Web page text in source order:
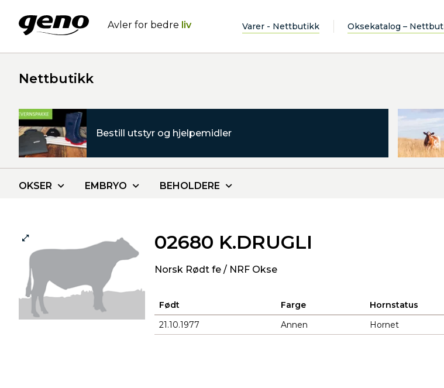
Avler for bedre liv Varer - Nettbutikk Oksekatalog –
Nettbutikk
Bestill utstyr og hjelpemidler
OKSER EMBRYO BEHOLDERE
02680 K.DRUGLI
Norsk Rødt fe / NRF Okse
Født Farge Hornstatus
21.10.1977
Annen Hornet